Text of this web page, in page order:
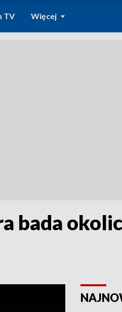
TV Więcej
bada